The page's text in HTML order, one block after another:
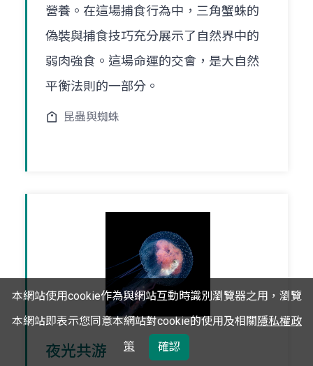
營養。在這場捕食行為中，三角蟹蛛的
偽裝與捕食技巧充分展示了自然界中的
弱肉強食。這場命運的交會，是大自然
平衡法則的一部分。
昆蟲與蜘蛛
夜光共游
本網站使用cookie作為與網站互動時識別瀏覽器之用，瀏覽
本網站即表示您同意本網站對cookie的使用及相關隱私權政
策
確認